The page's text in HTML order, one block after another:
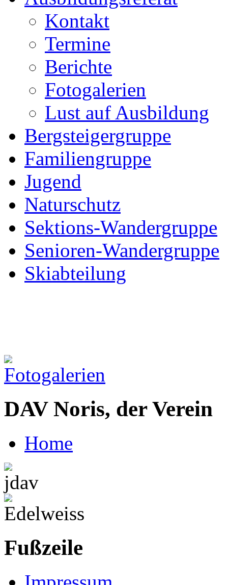
Kontakt
Termine
Berichte
Fotogalerien
Lust auf Ausbildung
Bergsteigergruppe
Familiengruppe
Jugend
Naturschutz
Sektions-Wandergruppe
Senioren-Wandergruppe
Skiabteilung
DAV Noris, der Verein
Home
Fußzeile